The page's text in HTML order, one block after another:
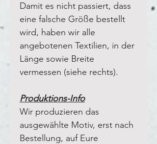
Damit es nicht passiert, dass
eine falsche Größe bestellt
wird, haben wir alle
angebotenen Textilien, in der
Länge sowie Breite
vermessen (siehe rechts).
Produktions-Info
Wir produzieren das
ausgewählte Motiv, erst nach
Bestellung, auf Eure